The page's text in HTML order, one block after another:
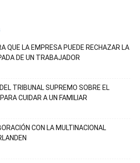
QUE LA EMPRESA PUEDE RECHAZAR LA
DE UN TRABAJADOR
TRIBUNAL SUPREMO SOBRE EL
CUIDAR A UN FAMILIAR
CON LA MULTINACIONAL